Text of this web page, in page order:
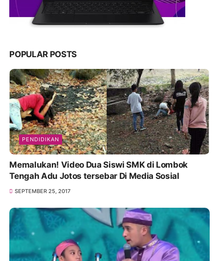
POPULAR POSTS
PENDIDIKAN
Memalukan! Video Dua Siswi SMK di Lombok
Tengah Adu Jotos tersebar Di Media Sosial
SEPTEMBER 25, 2017